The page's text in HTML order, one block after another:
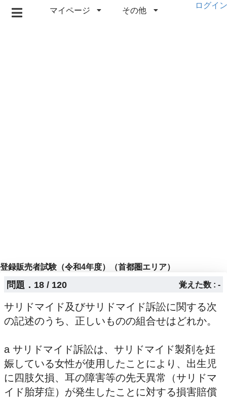
マイページ その他
ログイン
登録販売者試験（令和4年度）（首都圏エリア）
問題．18 / 120 覚えた数 : -
サリドマイド及びサリドマイド訴訟に関する次
の記述のうち、正しいものの組合せはどれか。
a サリドマイド訴訟は、サリドマイド製剤を妊
娠している女性が使用したことにより、出生児
に四肢欠損、耳の障害等の先天異常（サリドマ
イド胎芽症）が発生したことに対する損害賠償